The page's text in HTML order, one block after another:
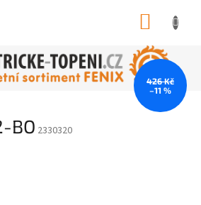
BO 2330320
426 Kč
–11 %